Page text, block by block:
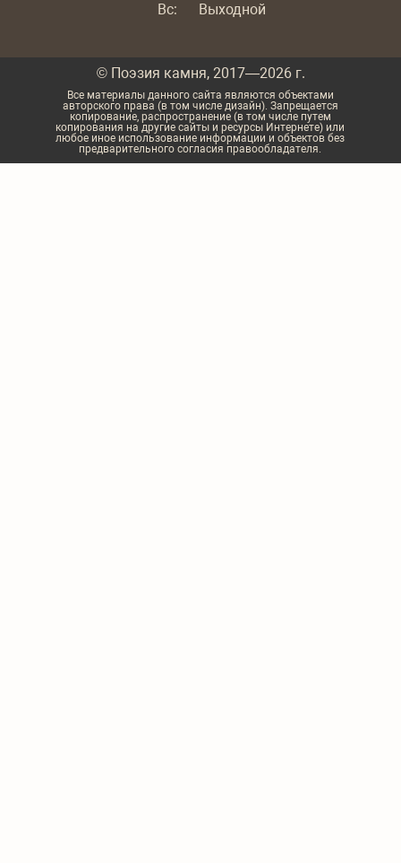
Вс:
Выходной
© Поэзия камня, 2017—2026 г.
Все материалы данного сайта являются объектами
авторского права (в том числе дизайн). Запрещается
копирование, распространение (в том числе путем
копирования на другие сайты и ресурсы Интернете) или
любое иное использование информации и объектов без
предварительного согласия правообладателя.